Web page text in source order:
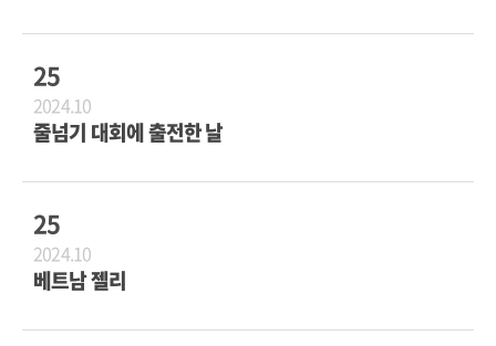
25
2024.10
줄넘기 대회에 출전한 날
25
2024.10
베트남 젤리